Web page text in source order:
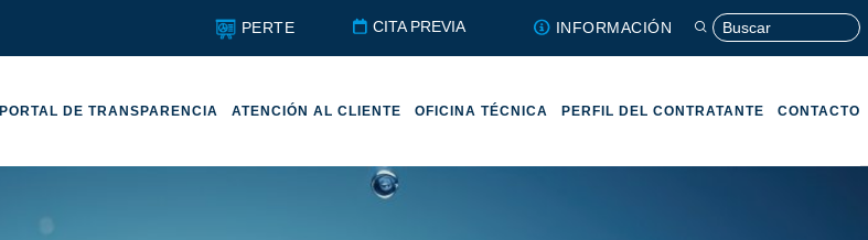
PERTE CITA PREVIA INFORMACIÓN
PORTAL DE TRANSPARENCIA ATENCIÓN AL CLIENTE OFICINA TÉCNICA PERFIL DEL CONTRATANTE CONTACTO